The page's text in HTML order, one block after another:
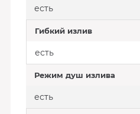
есть
Гибкий излив
есть
Режим душ излива
есть